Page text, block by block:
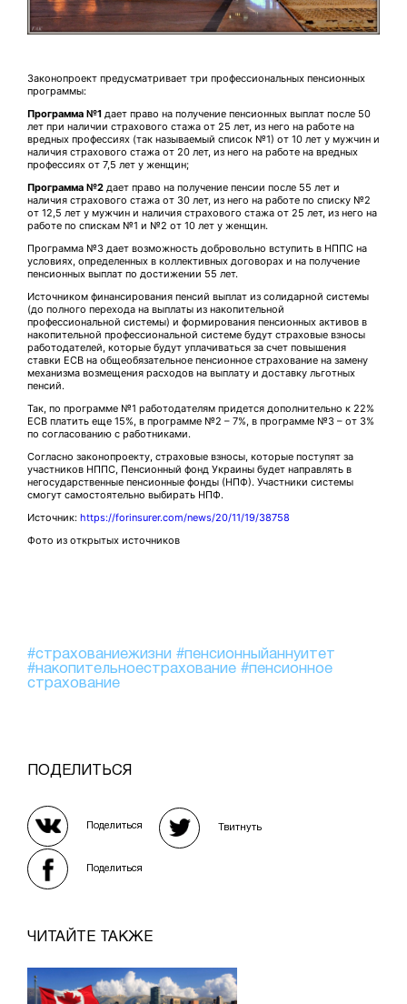
Законопроект предусматривает три профессиональных пенсионных
программы:
Программа №1 дает право на получение пенсионных выплат после 50
лет при наличии страхового стажа от 25 лет, из него на работе на
вредных профессиях (так называемый список №1) от 10 лет у мужчин и
наличия страхового стажа от 20 лет, из него на работе на вредных
профессиях от 7,5 лет у женщин;
Программа №2 дает право на получение пенсии после 55 лет и
наличия страхового стажа от 30 лет, из него на работе по списку №2
от 12,5 лет у мужчин и наличия страхового стажа от 25 лет, из него на
работе по спискам №1 и №2 от 10 лет у женщин.
Программа №3 дает возможность добровольно вступить в НППС на
условиях, определенных в коллективных договорах и на получение
пенсионных выплат по достижении 55 лет.
Источником финансирования пенсий выплат из солидарной системы
(до полного перехода на выплаты из накопительной
профессиональной системы) и формирования пенсионных активов в
накопительной профессиональной системе будут страховые взносы
работодателей, которые будут уплачиваться за счет повышения
ставки ЕСВ на общеобязательное пенсионное страхование на замену
механизма возмещения расходов на выплату и доставку льготных
пенсий.
Так, по программе №1 работодателям придется дополнительно к 22%
ЕСВ платить еще 15%, в программе №2 – 7%, в программе №3 – от 3%
по согласованию с работниками.
Согласно законопроекту, страховые взносы, которые поступят за
участников НППС, Пенсионный фонд Украины будет направлять в
негосударственные пенсионные фонды (НПФ). Участники системы
смогут самостоятельно выбирать НПФ.
Источник: https://forinsurer.com/news/20/11/19/38758
Фото из открытых источников
#страхованиежизни #пенсионныйаннуитет
#накопительноестрахование #пенсионное
страхование
ПОДЕЛИТЬСЯ
Поделиться Твитнуть
Поделиться
ЧИТАЙТЕ ТАКЖЕ